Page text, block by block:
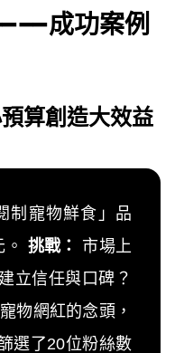
成功案例
算創造大效益
制寵物鮮食」品
挑戰：
市場上
立信任與口碑？
物網紅的念頭，
選了20位粉絲數